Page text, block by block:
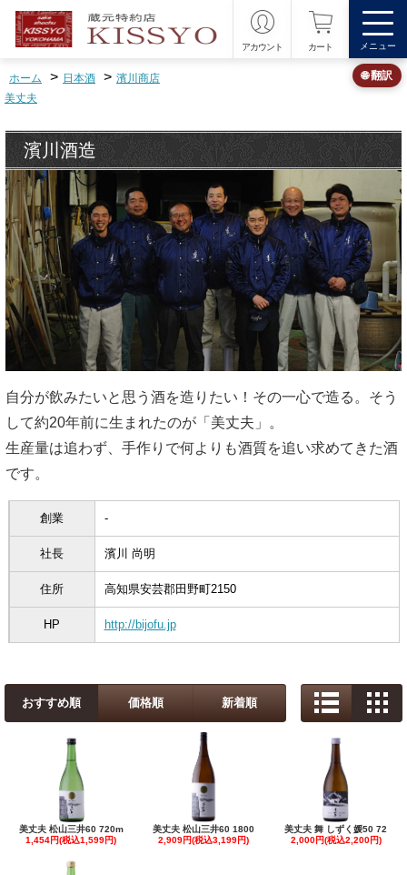
アカウント カート メニュー
ホーム > 日本酒 > 濱川商店
美丈夫
濱川酒造
自分が飲みたいと思う酒を造りたい！その一心で造る。そう
して約20年前に生まれたのが「美丈夫」。
生産量は追わず、手作りで何よりも酒質を追い求めてきた酒
です。
創業 -
社長 濱川 尚明
住所 高知県安芸郡田野町2150
HP http://bijofu.jp
おすすめ順 価格順 新着順
美丈夫 松山三井60 720m
1,454円(税込1,599円)
美丈夫 松山三井60 1800
2,909円(税込3,199円)
美丈夫 舞 しずく媛50 72
2,000円(税込2,200円)
🌐 翻訳